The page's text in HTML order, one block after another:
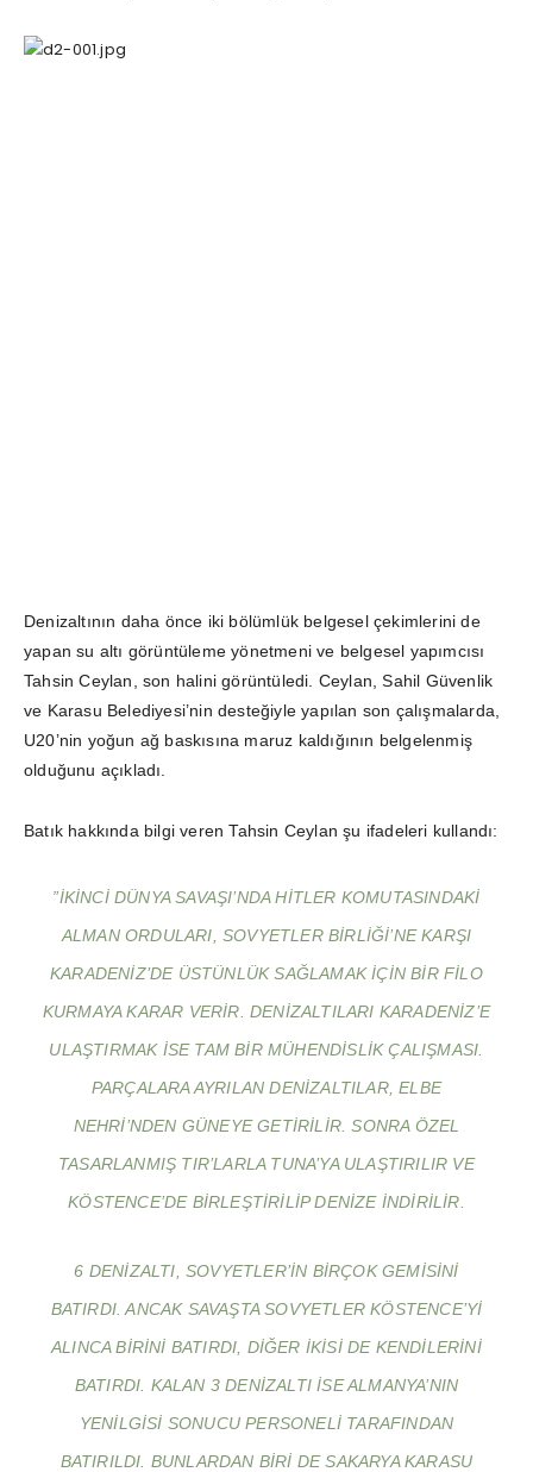
Denizaltının daha önce iki bölümlük belgesel çekimlerini de
yapan su altı görüntüleme yönetmeni ve belgesel yapımcısı
Tahsin Ceylan, son halini görüntüledi. Ceylan, Sahil Güvenlik
ve Karasu Belediyesi’nin desteğiyle yapılan son çalışmalarda,
U20’nin yoğun ağ baskısına maruz kaldığının belgelenmiş
olduğunu açıkladı.
Batık hakkında bilgi veren Tahsin Ceylan şu ifadeleri kullandı:
”İKINCI DÜNYA SAVAŞI’NDA HITLER KOMUTASINDAKI
ALMAN ORDULARI, SOVYETLER BIRLIĞI’NE KARŞI
KARADENIZ’DE ÜSTÜNLÜK SAĞLAMAK IÇIN BIR FILO
KURMAYA KARAR VERIR. DENIZALTILARI KARADENIZ’E
ULAŞTIRMAK ISE TAM BIR MÜHENDISLIK ÇALIŞMASI.
PARÇALARA AYRILAN DENIZALTILAR, ELBE
NEHRI’NDEN GÜNEYE GETIRILIR. SONRA ÖZEL
TASARLANMIŞ TIR’LARLA TUNA’YA ULAŞTIRILIR VE
KÖSTENCE’DE BIRLEŞTIRILIP DENIZE INDIRILIR.
6 DENIZALTI, SOVYETLER’IN BIRÇOK GEMISINI
BATIRDI. ANCAK SAVAŞTA SOVYETLER KÖSTENCE’YI
ALINCA BIRINI BATIRDI, DIĞER IKISI DE KENDILERINI
BATIRDI. KALAN 3 DENIZALTI ISE ALMANYA’NIN
YENILGISI SONUCU PERSONELI TARAFINDAN
BATIRILDI. BUNLARDAN BIRI DE SAKARYA KARASU